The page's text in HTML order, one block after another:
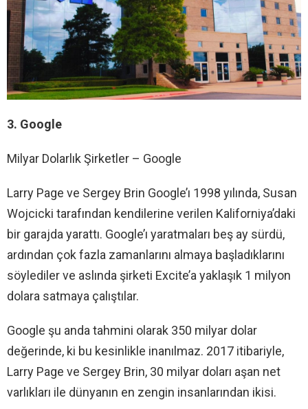
3. Google
Milyar Dolarlık Şirketler – Google
Larry Page ve Sergey Brin Google’ı 1998 yılında, Susan
Wojcicki tarafından kendilerine verilen Kaliforniya’daki
bir garajda yarattı. Google’ı yaratmaları beş ay sürdü,
ardından çok fazla zamanlarını almaya başladıklarını
söylediler ve aslında şirketi Excite’a yaklaşık 1 milyon
dolara satmaya çalıştılar.
Google şu anda tahmini olarak 350 milyar dolar
değerinde, ki bu kesinlikle inanılmaz. 2017 itibariyle,
Larry Page ve Sergey Brin, 30 milyar doları aşan net
varlıkları ile dünyanın en zengin insanlarından ikisi.